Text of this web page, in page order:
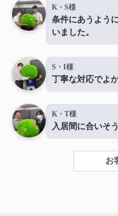
K・S様
条件にあうよう
いました。
S・I様
丁寧な対応でよ
K・T様
入居間に合いそ
お